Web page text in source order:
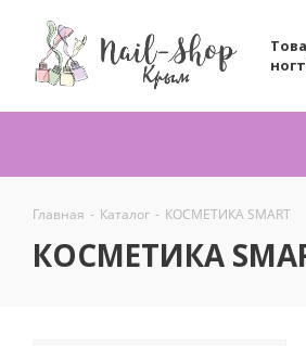
Главная - Каталог - КОСМЕТИКА SMART
КОСМЕТИКА